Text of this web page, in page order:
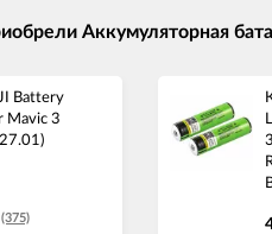
Аккумуляторная
Battery
Mavic 3
(375)